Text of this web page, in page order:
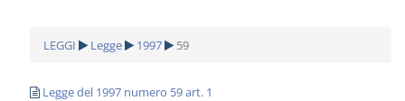
LEGGI Legge 1997 59
Legge del 1997 numero 59 art. 1